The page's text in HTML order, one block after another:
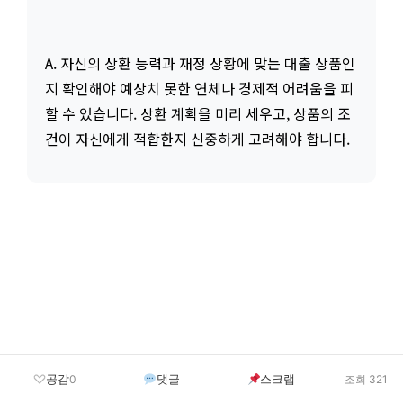
A. 자신의 상환 능력과 재정 상황에 맞는 대출 상품인
지 확인해야 예상치 못한 연체나 경제적 어려움을 피
할 수 있습니다. 상환 계획을 미리 세우고, 상품의 조
건이 자신에게 적합한지 신중하게 고려해야 합니다.
공감0 댓글 스크랩 조회 321